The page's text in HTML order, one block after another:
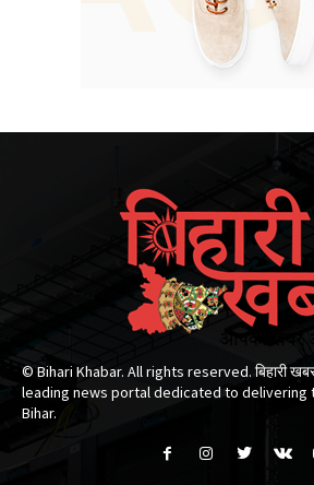
© Bihari Khabar. All rights reserved. बिहारी
leading news portal dedicated to
Bihar.